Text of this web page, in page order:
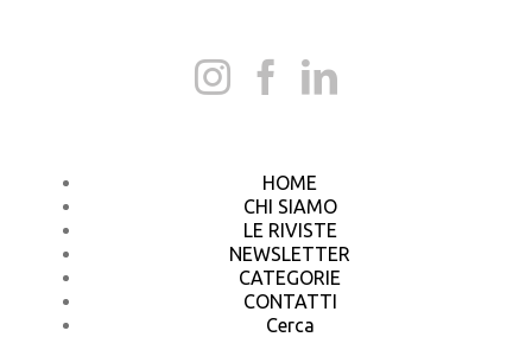
HOME
CHI SIAMO
LE RIVISTE
NEWSLETTER
CATEGORIE
CONTATTI
Cerca